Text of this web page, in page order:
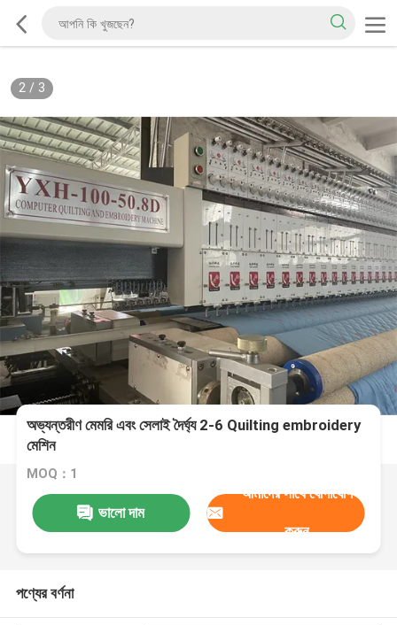
2/ 3
অভ্যন্তরীণ মেমরি এবং সেলাই দৈর্ঘ্য 2-6 Quilting embroidery
মেশিন
MOQ：1
ভালো দাম
আমাদের সাথে যোগাযোগ
করুন
পণ্যের বর্ণনা